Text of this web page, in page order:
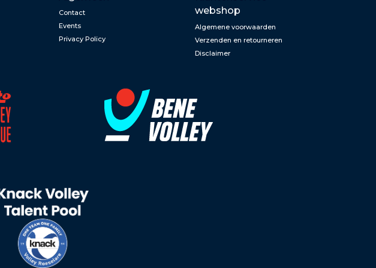
Contact
Events
Privacy Policy
webshop
Algemene voorwaarden
Verzenden en retourneren
Disclaimer